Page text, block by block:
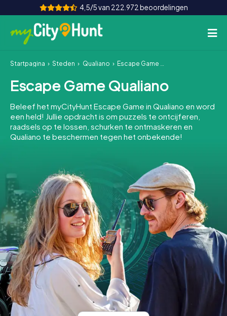
4,5/5 van 222.972 beoordelingen
Hoe het werkt
Steden
Tours
Teamevenement
INT AT CH
DE
ES
FR UK
IE
IT
NL
Boek tickets
Koop cadeaubonnen
Startpagina Steden Qualiano Escape Game Qualiano
Escape Game Qualiano
Beleef het myCityHunt Escape Game in Qualiano en word
een held! Jullie opdracht is om puzzels te ontcijferen,
raadsels op te lossen, schurken te ontmaskeren en
Qualiano te beschermen tegen het onbekende!